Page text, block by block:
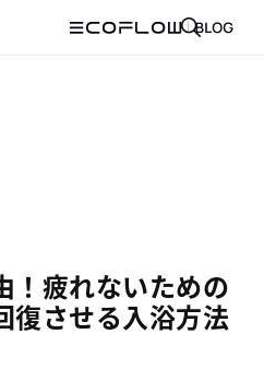
！疲れないための
復させる入浴方法